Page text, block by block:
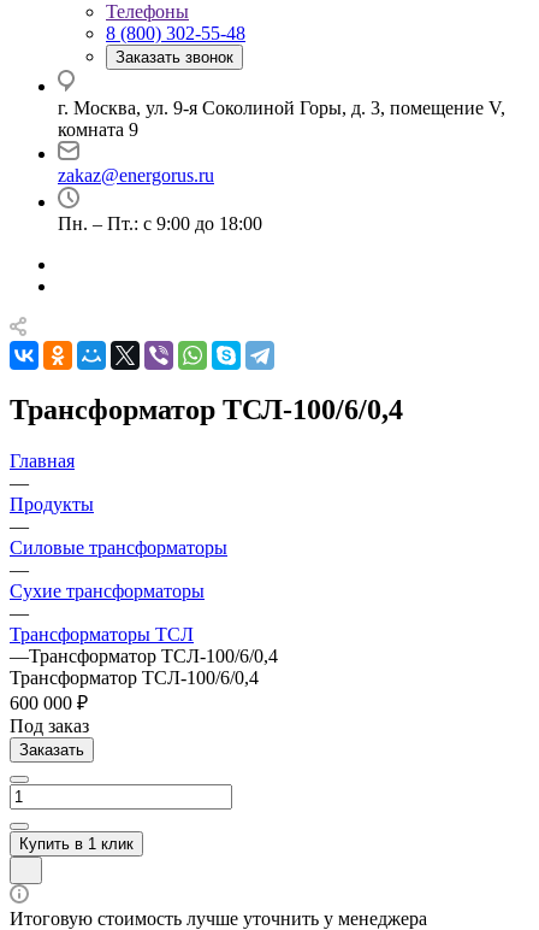
Телефоны
8 (800) 302-55-48
Заказать звонок
г. Москва, ул. 9-я Соколиной Горы, д. 3, помещение V,
комната 9
zakaz@energorus.ru
Пн. – Пт.: с 9:00 до 18:00
Трансформатор ТСЛ-100/6/0,4
Главная
—
Продукты
—
Силовые трансформаторы
—
Сухие трансформаторы
—
Трансформаторы ТСЛ
—Трансформатор ТСЛ-100/6/0,4
Трансформатор ТСЛ-100/6/0,4
600 000 ₽
Под заказ
Заказать
Купить в 1 клик
Итоговую стоимость лучше уточнить у менеджера